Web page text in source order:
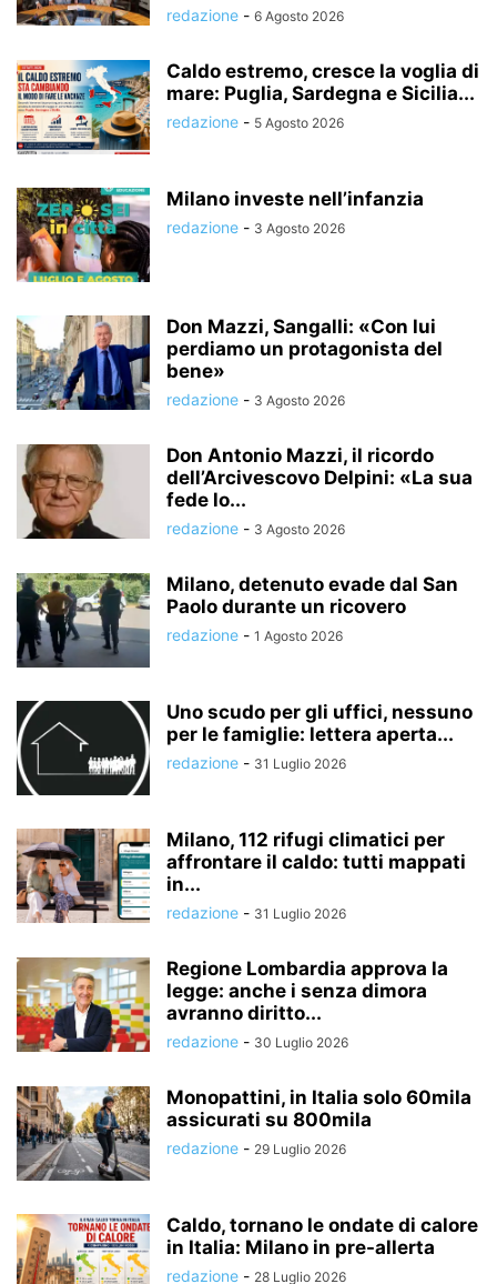
redazione - 6 Agosto 2026
Caldo estremo, cresce la voglia di
mare: Puglia, Sardegna e Sicilia...
redazione - 5 Agosto 2026
Milano investe nell’infanzia
redazione - 3 Agosto 2026
Don Mazzi, Sangalli: «Con lui
perdiamo un protagonista del
bene»
redazione - 3 Agosto 2026
Don Antonio Mazzi, il ricordo
dell’Arcivescovo Delpini: «La sua
fede lo...
redazione - 3 Agosto 2026
Milano, detenuto evade dal San
Paolo durante un ricovero
redazione - 1 Agosto 2026
Uno scudo per gli uffici, nessuno
per le famiglie: lettera aperta...
redazione - 31 Luglio 2026
Milano, 112 rifugi climatici per
affrontare il caldo: tutti mappati
in...
redazione - 31 Luglio 2026
Regione Lombardia approva la
legge: anche i senza dimora
avranno diritto...
redazione - 30 Luglio 2026
Monopattini, in Italia solo 60mila
assicurati su 800mila
redazione - 29 Luglio 2026
Caldo, tornano le ondate di calore
in Italia: Milano in pre-allerta
redazione - 28 Luglio 2026